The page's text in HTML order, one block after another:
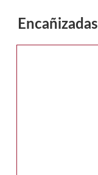
Encañizadas